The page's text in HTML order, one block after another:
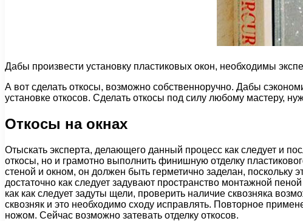
Дабы произвести установку пластиковых окон, необходимы
А вот сделать откосы, возможно собственноручно. Дабы
установке откосов. Сделать откосы под силу любому мастеру,
Откосы на окнах
Отыскать эксперта, делающего данный процесс как следует и
откосы, но и грамотно выполнить финишную отделку
стеной и окном, он должен быть герметично заделан, поскольку
достаточно как следует задувают пространство монтажной
как как следует задуты щели, проверить наличие сквозняка
сквозняк и это необходимо сходу исправлять. Повторное
ножом. Сейчас возможно затевать отделку откосов.